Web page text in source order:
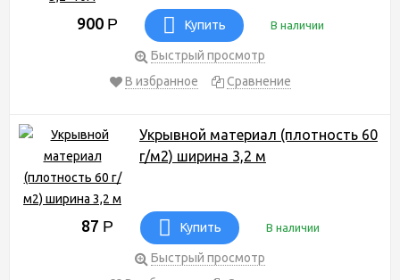
900 Р Купить В наличии
Быстрый просмотр
В избранное
Сравнение
Укрывной материал (плотность 60
г/м2) ширина 3,2 м
87 Р Купить В наличии
Быстрый просмотр